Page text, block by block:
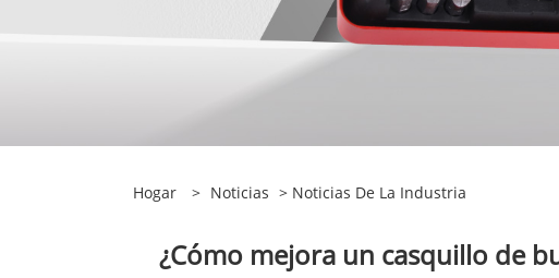
Hogar > Noticias > Noticias De La Industria
¿Cómo mejora un casquillo de